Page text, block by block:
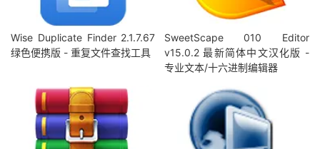
Wise Duplicate Finder 2.1.7.67
绿色便携版 - 重复文件查找工具
SweetScape 010 Editor
v15.0.2 最新简体中文汉化版 -
专业文本/十六进制编辑器